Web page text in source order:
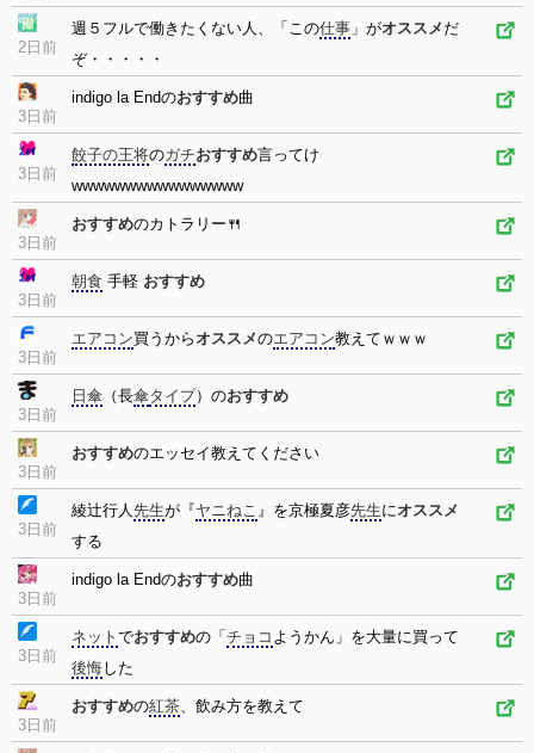
2日前
週５フルで働きたくない人、「この仕事 」がオススメ だ
ぞ・・・・・
3日前
indigo la Endのおすすめ曲
3日前
餃子の王将のガチおすすめ言ってけ
wwwwwwwwwwwwwwww
3日前
おすすめのカトラリー🍴
3日前
朝食 手軽 おすすめ
3日前
エアコン買うからオススメのエアコン教えてｗｗｗ
3日前
日傘 （長傘タイプ）のおすすめ
3日前
おすすめのエッセイ教えてください
3日前
綾辻行人先生が『ヤニねこ 』を京極夏彦先生にオススメ
する
3日前
indigo la Endのおすすめ曲
3日前
ネット でおすすめの「 チョコ ようかん」を大量に買って
後悔した
3日前
おすすめの紅茶、飲み方を教えて